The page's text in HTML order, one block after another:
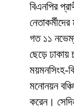
বিএনপির
গত ১১
ছেড়ে
ময়মনসিংহ-
মনোনয়ন
করেন।